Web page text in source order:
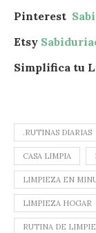
Pinterest
Etsy
Simplifica tu
.RUTINAS DIARIAS
CASA LIMPIA
LIMPIEZA EN
LIMPIEZA HOGAR
RUTINA DE